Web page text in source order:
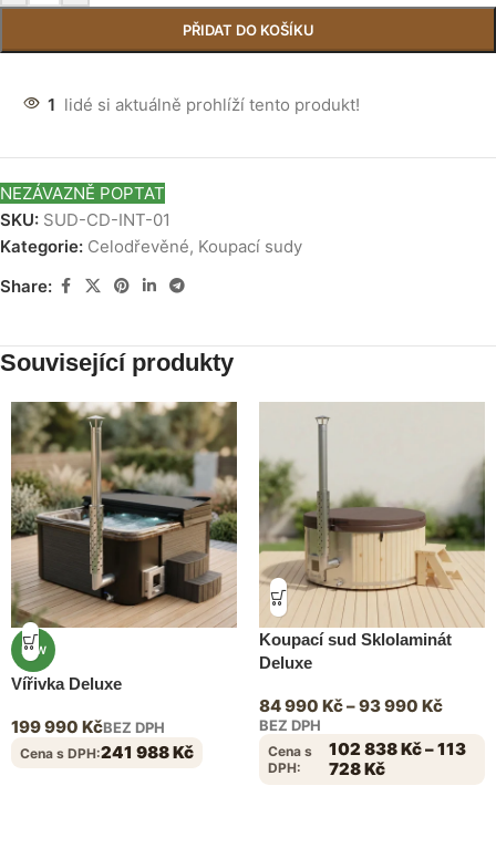
PŘIDAT DO KOŠÍKU
1 lidé si aktuálně prohlíží tento produkt!
NEZÁVAZNĚ POPTAT
SKU: SUD-CD-INT-01
Kategorie: Celodřevěné, Koupací sudy
Share:
Související produkty
NEW
Vířivka Deluxe
199 990 KčBEZ DPH
Cena s DPH:241 988Kč
Koupací sud Sklolaminát
Deluxe
84 990 Kč–93 990 Kč
BEZ DPH
Cena s
DPH:
102 838Kč–113
728Kč